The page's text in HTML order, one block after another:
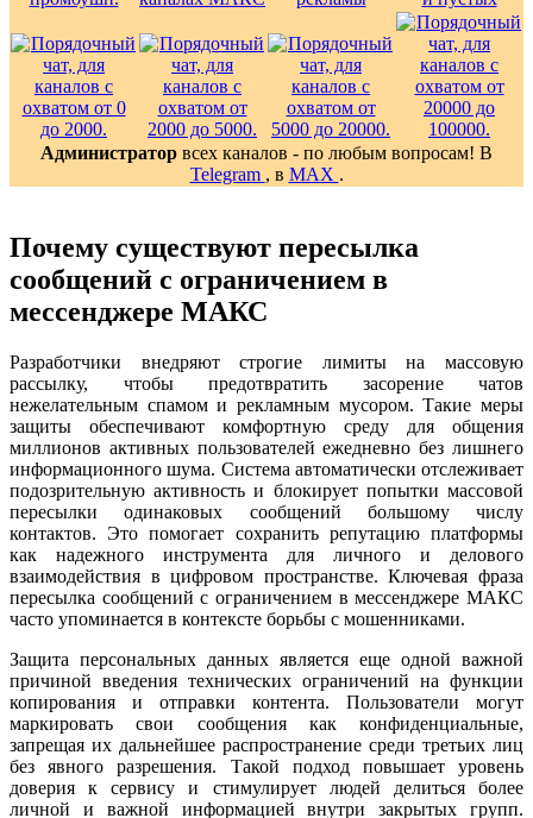
Администратор всех каналов - по любым вопросам! В
Telegram , в MAX .
Почему существуют пересылка
сообщений с ограничением в
мессенджере МАКС
Разработчики внедряют строгие лимиты на массовую
рассылку, чтобы предотвратить засорение чатов
нежелательным спамом и рекламным мусором. Такие меры
защиты обеспечивают комфортную среду для общения
миллионов активных пользователей ежедневно без лишнего
информационного шума. Система автоматически отслеживает
подозрительную активность и блокирует попытки массовой
пересылки одинаковых сообщений большому числу
контактов. Это помогает сохранить репутацию платформы
как надежного инструмента для личного и делового
взаимодействия в цифровом пространстве. Ключевая фраза
пересылка сообщений с ограничением в мессенджере МАКС
часто упоминается в контексте борьбы с мошенниками.
Защита персональных данных является еще одной важной
причиной введения технических ограничений на функции
копирования и отправки контента. Пользователи могут
маркировать свои сообщения как конфиденциальные,
запрещая их дальнейшее распространение среди третьих лиц
без явного разрешения. Такой подход повышает уровень
доверия к сервису и стимулирует людей делиться более
личной и важной информацией внутри закрытых групп.